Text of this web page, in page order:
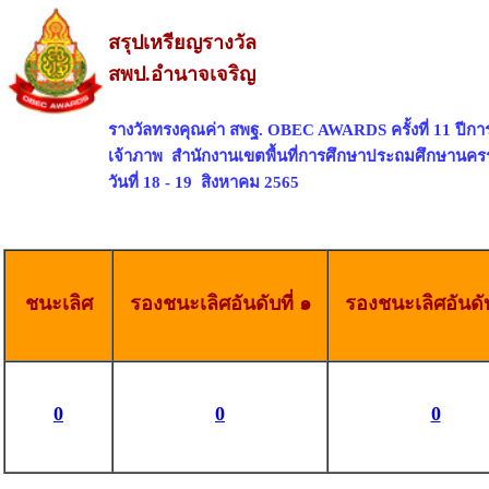
สรุปเหรียญรางวัล
สพป.อำนาจเจริญ
รางวัลทรงคุณค่า สพฐ. OBEC AWARDS ครั้งที่ 11 ปี
เจ้าภาพ สำนักงานเขตพื้นที่การศึกษาประถมศึกษานคร
วันที่ 18 - 19 สิงหาคม 2565
ชนะเลิศ รองชนะเลิศอันดับที่ ๑ รองชนะเลิศอัน
0 0 0